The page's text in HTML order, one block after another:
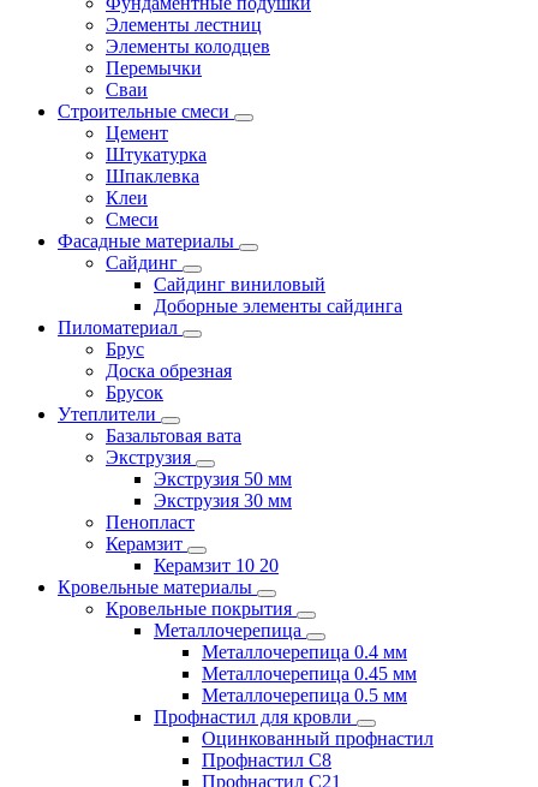
Элементы лестниц
Элементы колодцев
Перемычки
Сваи
Строительные смеси
Цемент
Штукатурка
Шпаклевка
Клеи
Смеси
Фасадные материалы
Сайдинг
Сайдинг виниловый
Доборные элементы сайдинга
Пиломатериал
Брус
Доска обрезная
Брусок
Утеплители
Базальтовая вата
Экструзия
Экструзия 50 мм
Экструзия 30 мм
Пенопласт
Керамзит
Керамзит 10 20
Кровельные материалы
Кровельные покрытия
Металлочерепица
Металлочерепица 0.4 мм
Металлочерепица 0.45 мм
Металлочерепица 0.5 мм
Профнастил для кровли
Оцинкованный профнастил
Профнастил С8
Профнастил С21